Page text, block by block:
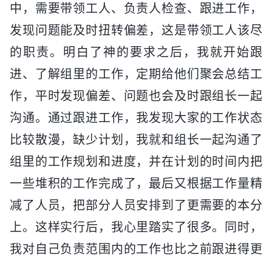
中，需要带领工人、负责人检查、跟进工作，
发现问题能及时扭转偏差，这是带领工人该尽
的职责。明白了神的要求之后，我就开始跟
进、了解组里的工作，定期给他们聚会总结工
作，平时发现偏差、问题也会及时跟组长一起
沟通。通过跟进工作，我发现大家的工作状态
比较散漫，缺少计划，我就和组长一起沟通了
组里的工作规划和进度，并在计划的时间内把
一些堆积的工作完成了，最后又根据工作量精
减了人员，把部分人员安排到了更需要的本分
上。这样实行后，我心里踏实了很多。同时，
我对自己负责范围内的工作也比之前跟进得更